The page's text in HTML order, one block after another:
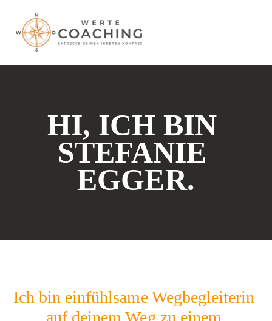
HI, ICH BIN
STEFANIE
EGGER.
Ich bin einfühlsame Wegbegleiterin
auf deinem Weg zu einem